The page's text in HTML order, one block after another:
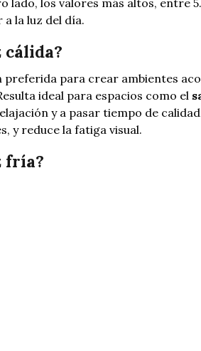
la luz del día.
cálida?
preferida para crear ambientes
ideal para espacios como el
y a pasar tiempo de
y reduce la fatiga visual.
fría?